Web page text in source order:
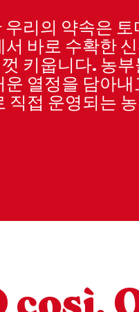
우리의 약속은
서 바로 수확한
키웁니다. 농
운 열정을 담아
직접 운영되는